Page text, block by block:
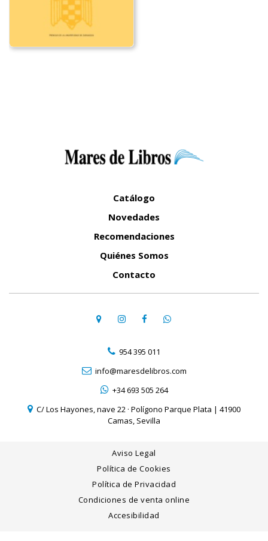
Catálogo
Novedades
Recomendaciones
Quiénes Somos
Contacto
954 395 011
info@maresdelibros.com
+34 693 505 264
C/ Los Hayones, nave 22 · Polígono Parque Plata | 41900
Camas, Sevilla
Aviso Legal
Política de Cookies
Política de Privacidad
Condiciones de venta online
Accesibilidad